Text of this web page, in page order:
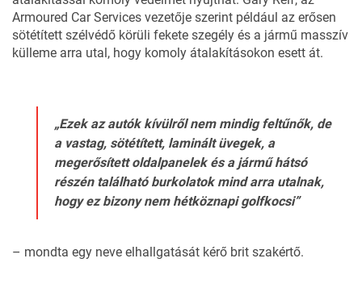
Armoured Car Services vezetője szerint például az erősen
sötétített szélvédő körüli fekete szegély és a jármű masszív
külleme arra utal, hogy komoly átalakításokon esett át.
„Ezek az autók kívülről nem mindig feltűnők, de
a vastag, sötétített, laminált üvegek, a
megerősített oldalpanelek és a jármű hátsó
részén található burkolatok mind arra utalnak,
hogy ez bizony nem hétköznapi golfkocsi”
– mondta egy neve elhallgatását kérő brit szakértő.